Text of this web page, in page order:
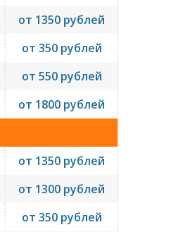
от 1350 рублей
от 350 рублей
от 550 рублей
от 1800 рублей
от 1350 рублей
от 1300 рублей
от 350 рублей